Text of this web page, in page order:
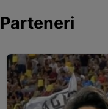
Parteneri